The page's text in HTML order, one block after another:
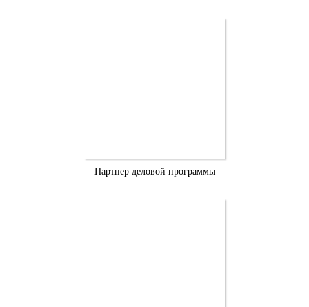
Партнер деловой программы